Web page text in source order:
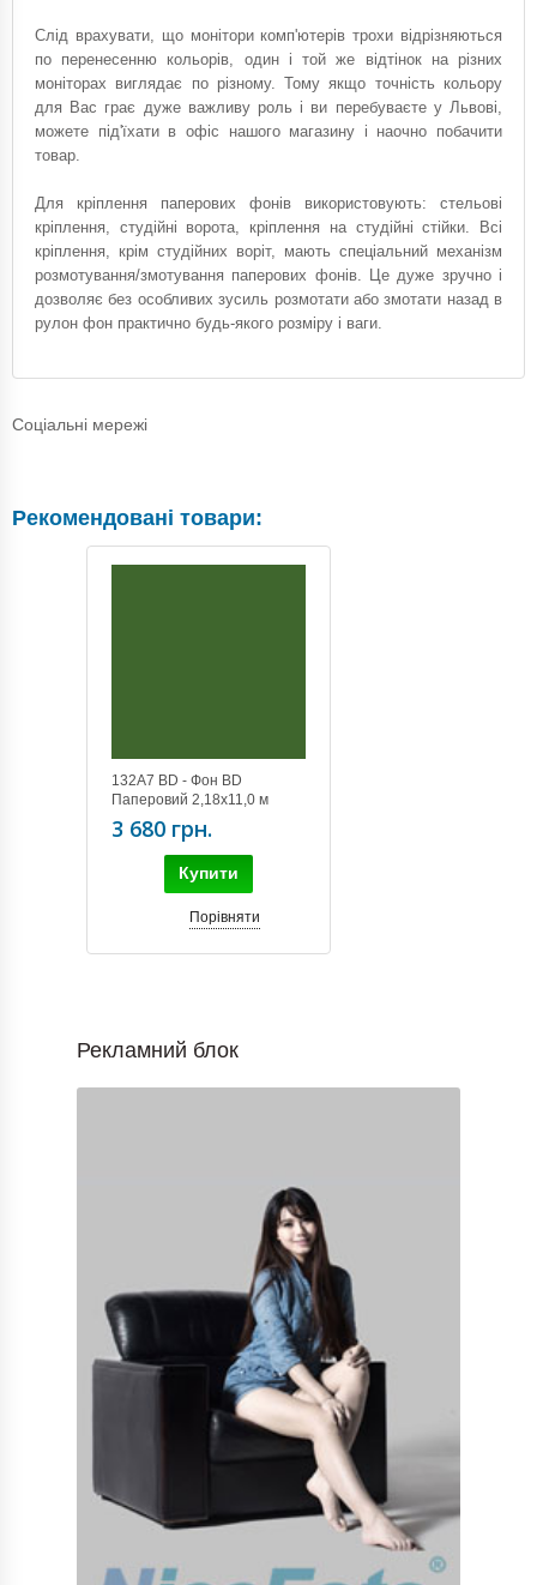
Слід врахувати, що монітори комп'ютерів трохи відрізняються
по перенесенню кольорів, один і той же відтінок на різних
моніторах виглядає по різному. Тому якщо точність кольору
для Вас грає дуже важливу роль і ви перебуваєте у Львові,
можете під'їхати в офіс нашого магазину і наочно побачити
товар.
Для кріплення паперових фонів використовують: стельові
кріплення, студійні ворота, кріплення на студійні стійки. Всі
кріплення, крім студійних воріт, мають спеціальний механізм
розмотування/змотування паперових фонів. Це дуже зручно і
дозволяє без особливих зусиль розмотати або змотати назад в
рулон фон практично будь-якого розміру і ваги.
Соціальні мережі
Рекомендовані товари:
132А7 BD - Фон BD
Паперовий 2,18х11,0 м
Зелений
3 680 грн.
Купити
Порівняти
Рекламний блок